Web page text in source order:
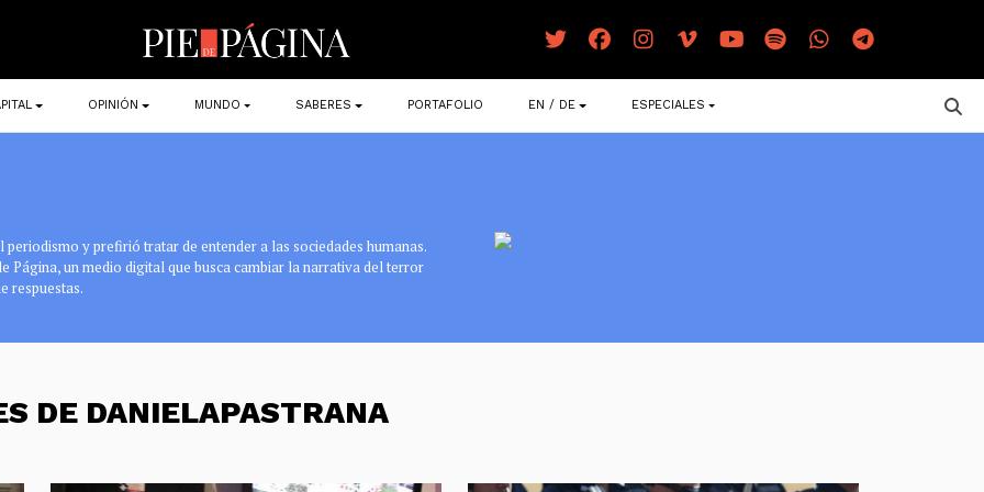
OPINIÓN MUNDO SABERES PORTAFOLIO EN / DE ESPECIALES
y prefirió tratar de entender a las sociedades humanas.
Página, un medio digital que busca cambiar la narrativa del terror
respuestas.
DE DANIELAPASTRANA